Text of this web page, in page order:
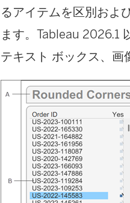
るアイテムを区別およ
ます。Tableau 2026.1
テキスト ボックス、画